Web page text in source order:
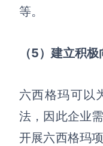
等。
（5） 建立积极
六西格玛可以
法，因此企业
开展六西格玛